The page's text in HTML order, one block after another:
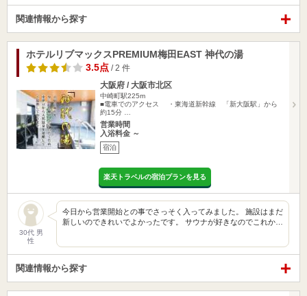
関連情報から探す
ホテルリブマックスPREMIUM梅田EAST 神代の湯
3.5点 / 2 件
大阪府 / 大阪市北区
中崎町駅225m
■電車でのアクセス ・東海道新幹線 「新大阪駅」から
約15分 …
営業時間
入浴料金 ～
宿泊
楽天トラベルの宿泊プランを見る
30代 男
性
今日から営業開始との事でさっそく入ってみました。 施設はまだ
新しいのできれいでよかったです。 サウナが好きなのでこれか…
関連情報から探す